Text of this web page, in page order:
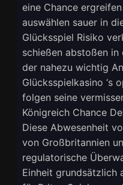
eine Chance
auswählen sauer in
Glücksspiel Risiko
schießen abstoßen
der nahezu wichtig
Glücksspielkasino ‘s
folgen seine
Königreich Chance
Diese Abwesenheit
von Großbritannien
regulatorische
Einheit grundsätzlich